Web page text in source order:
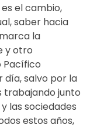
el cambio,
saber hacia
la
y otro
Pacífico
salvo por la
trabajando junto
las sociedades
estos años,